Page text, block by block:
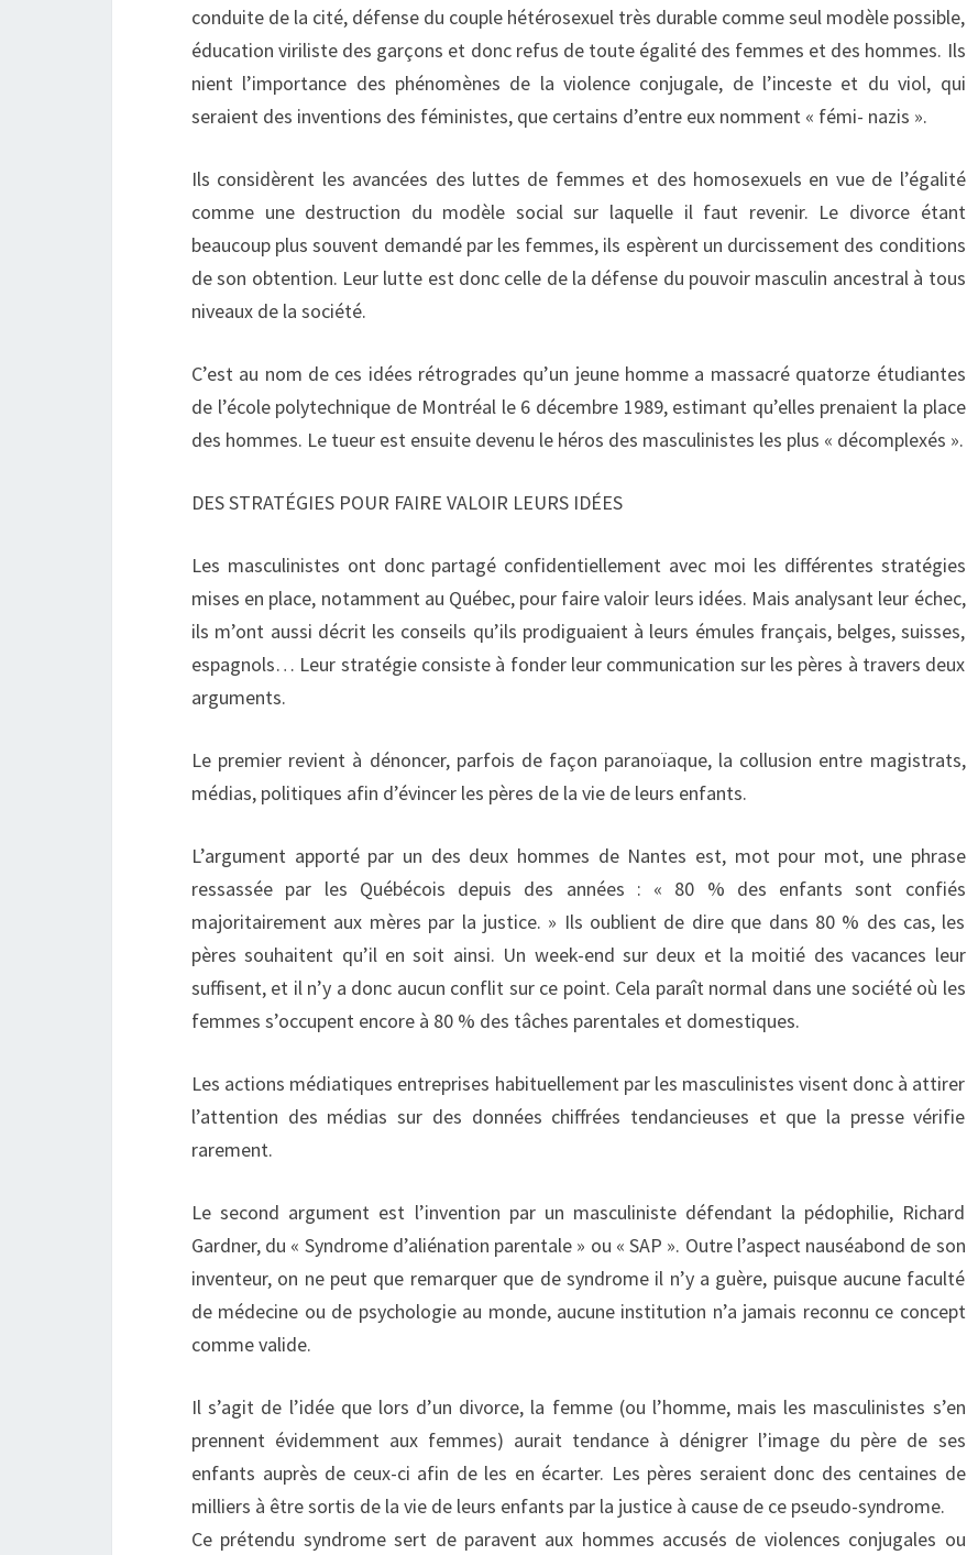
conduite de la cité, défense du couple hétérosexuel très durable comme seul modèle possible,
éducation viriliste des garçons et donc refus de toute égalité des femmes et des hommes. Ils
nient l’importance des phénomènes de la violence conjugale, de l’inceste et du viol, qui
seraient des inventions des féministes, que certains d’entre eux nomment « fémi- nazis ».
Ils considèrent les avancées des luttes de femmes et des homosexuels en vue de l’égalité
comme une destruction du modèle social sur laquelle il faut revenir. Le divorce étant
beaucoup plus souvent demandé par les femmes, ils espèrent un durcissement des conditions
de son obtention. Leur lutte est donc celle de la défense du pouvoir masculin ancestral à tous
niveaux de la société.
C’est au nom de ces idées rétrogrades qu’un jeune homme a massacré quatorze étudiantes
de l’école polytechnique de Montréal le 6 décembre 1989, estimant qu’elles prenaient la place
des hommes. Le tueur est ensuite devenu le héros des masculinistes les plus « décomplexés ».
DES STRATÉGIES POUR FAIRE VALOIR LEURS IDÉES
Les masculinistes ont donc partagé confidentiellement avec moi les différentes stratégies
mises en place, notamment au Québec, pour faire valoir leurs idées. Mais analysant leur échec,
ils m’ont aussi décrit les conseils qu’ils prodiguaient à leurs émules français, belges, suisses,
espagnols… Leur stratégie consiste à fonder leur communication sur les pères à travers deux
arguments.
Le premier revient à dénoncer, parfois de façon paranoïaque, la collusion entre magistrats,
médias, politiques afin d’évincer les pères de la vie de leurs enfants.
L’argument apporté par un des deux hommes de Nantes est, mot pour mot, une phrase
ressassée par les Québécois depuis des années : « 80 % des enfants sont confiés
majoritairement aux mères par la justice. » Ils oublient de dire que dans 80 % des cas, les
pères souhaitent qu’il en soit ainsi. Un week-end sur deux et la moitié des vacances leur
suffisent, et il n’y a donc aucun conflit sur ce point. Cela paraît normal dans une société où les
femmes s’occupent encore à 80 % des tâches parentales et domestiques.
Les actions médiatiques entreprises habituellement par les masculinistes visent donc à attirer
l’attention des médias sur des données chiffrées tendancieuses et que la presse vérifie
rarement.
Le second argument est l’invention par un masculiniste défendant la pédophilie, Richard
Gardner, du « Syndrome d’aliénation parentale » ou « SAP ». Outre l’aspect nauséabond de son
inventeur, on ne peut que remarquer que de syndrome il n’y a guère, puisque aucune faculté
de médecine ou de psychologie au monde, aucune institution n’a jamais reconnu ce concept
comme valide.
Il s’agit de l’idée que lors d’un divorce, la femme (ou l’homme, mais les masculinistes s’en
prennent évidemment aux femmes) aurait tendance à dénigrer l’image du père de ses
enfants auprès de ceux-ci afin de les en écarter. Les pères seraient donc des centaines de
milliers à être sortis de la vie de leurs enfants par la justice à cause de ce pseudo-syndrome.
Ce prétendu syndrome sert de paravent aux hommes accusés de violences conjugales ou